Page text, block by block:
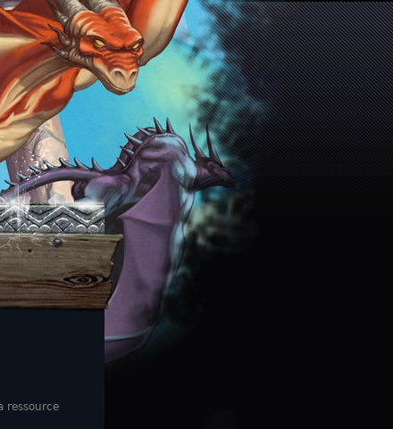
ressource